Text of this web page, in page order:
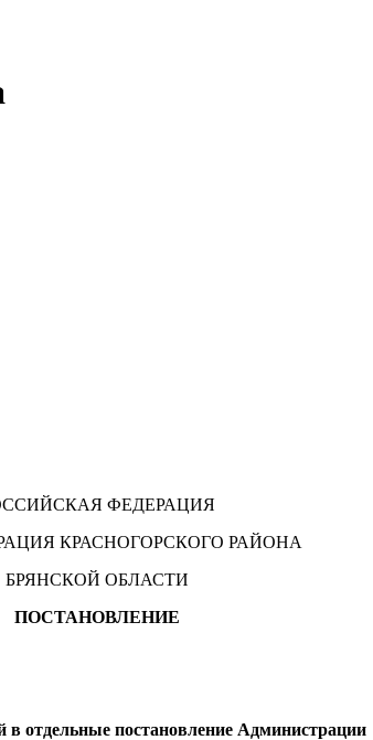
ФЕДЕРАЦИЯ
КРАСНОГОРСКОГО РАЙОНА
БРЯНСКОЙ ОБЛАСТИ
ПОСТАНОВЛЕНИЕ
в отдельные постановление Администрации